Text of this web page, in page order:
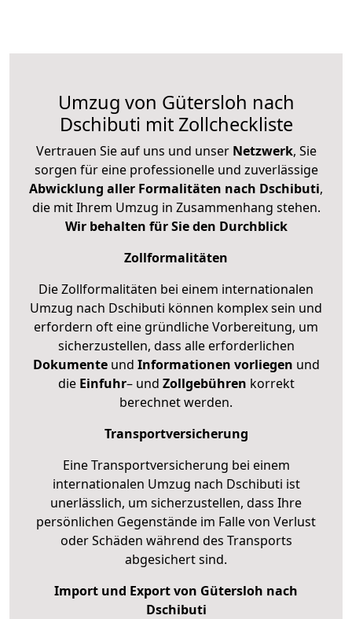
Umzug von Gütersloh nach
Dschibuti mit Zollcheckliste
Vertrauen Sie auf uns und unser Netzwerk, Sie
sorgen für eine professionelle und zuverlässige
Abwicklung aller Formalitäten nach Dschibuti,
die mit Ihrem Umzug in Zusammenhang stehen.
Wir behalten für Sie den Durchblick
Zollformalitäten
Die Zollformalitäten bei einem internationalen
Umzug nach Dschibuti können komplex sein und
erfordern oft eine gründliche Vorbereitung, um
sicherzustellen, dass alle erforderlichen
Dokumenteund Informationen vorliegen und
die Einfuhr– und Zollgebühren korrekt
berechnet werden.
Transportversicherung
Eine Transportversicherung bei einem
internationalen Umzug nach Dschibuti ist
unerlässlich, um sicherzustellen, dass Ihre
persönlichen Gegenstände im Falle von Verlust
oder Schäden während des Transports
abgesichert sind.
Import und Export von Gütersloh nach
Dschibuti